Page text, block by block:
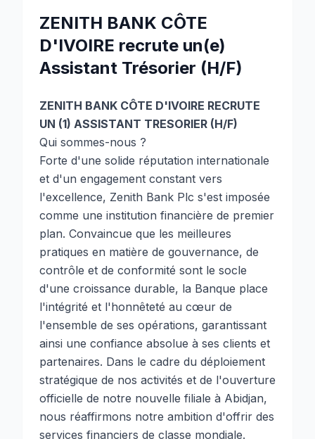
ZENITH BANK CÔTE
D'IVOIRE recrute un(e)
Assistant Trésorier (H/F)
ZENITH BANK CÔTE D'IVOIRE RECRUTE
UN (1) ASSISTANT TRESORIER (H/F)
Qui sommes-nous ?
Forte d'une solide réputation internationale
et d'un engagement constant vers
l'excellence, Zenith Bank Plc s'est imposée
comme une institution financière de premier
plan. Convaincue que les meilleures
pratiques en matière de gouvernance, de
contrôle et de conformité sont le socle
d'une croissance durable, la Banque place
l'intégrité et l'honnêteté au cœur de
l'ensemble de ses opérations, garantissant
ainsi une confiance absolue à ses clients et
partenaires. Dans le cadre du déploiement
stratégique de nos activités et de l'ouverture
officielle de notre nouvelle filiale à Abidjan,
nous réaffirmons notre ambition d'offrir des
services financiers de classe mondiale.